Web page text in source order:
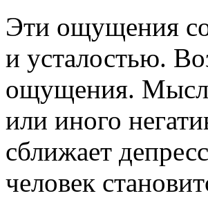
Эти ощущения
и усталостью.
ощущения. Мысли
или иного
сближает
человек